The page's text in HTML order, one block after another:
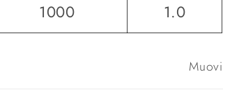
1000 1.0
Muovi